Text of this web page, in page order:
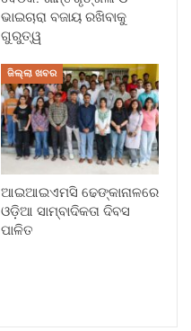
ଭାଇଚାରା ବଜାୟ ରଖିବାକୁ
ଗୁରୁତ୍ୱ
ଜିଲ୍ଲା ଖବର
ଆଇଆଇଏମସି ଢେଙ୍କାନାଳରେ
ଓଡ଼ିଆ ସାମ୍ବାଦିକତା ଦିବସ
ପାଳିତ